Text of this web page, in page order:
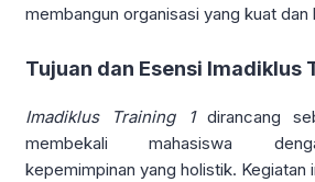
membangun organisasi yang kuat dan
Tujuan dan Esensi Imadiklus
Imadiklus Training 1dirancang
membekali mahasiswa
kepemimpinan yang holistik. Kegiatan